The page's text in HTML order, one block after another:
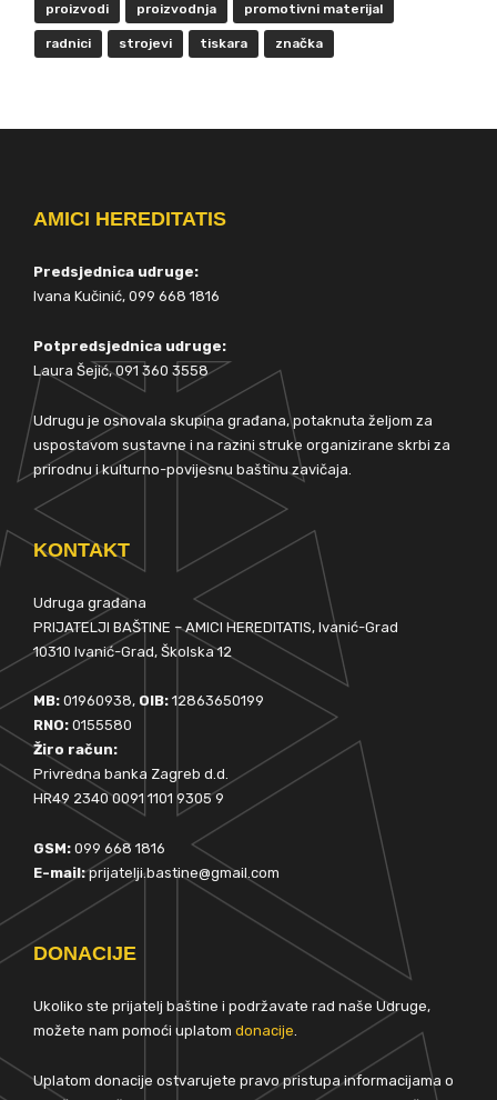
proizvodi proizvodnja promotivni materijal
radnici strojevi tiskara značka
AMICI HEREDITATIS
Predsjednica udruge:
Ivana Kučinić, 099 668 1816
Potpredsjednica udruge:
Laura Šejić, 091 360 3558
Udrugu je osnovala skupina građana, potaknuta željom za
uspostavom sustavne i na razini struke organizirane skrbi za
prirodnu i kulturno-povijesnu baštinu zavičaja.
KONTAKT
Udruga građana
PRIJATELJI BAŠTINE – AMICI HEREDITATIS, Ivanić-Grad
10310 Ivanić-Grad, Školska 12
MB: 01960938, OIB: 12863650199
RNO: 0155580
Žiro račun:
Privredna banka Zagreb d.d.
HR49 2340 0091 1101 9305 9
GSM: 099 668 1816
E-mail:prijatelji.bastine@gmail.com
DONACIJE
Ukoliko ste prijatelj baštine i podržavate rad naše Udruge,
možete nam pomoći uplatom donacije.
Uplatom donacije ostvarujete pravo pristupa informacijama o